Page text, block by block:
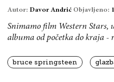
Autor: Davor Andrić Objavljeno:
Snimamo film Western Stars,
albuma od početka do kraja -
bruce springsteen